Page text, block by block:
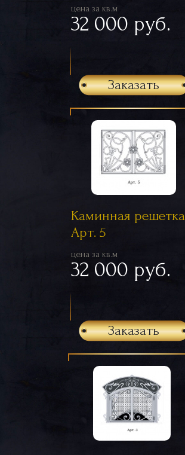
цена за кв.м
32 000 руб.
Заказать
Каминная решетка
Арт. 5
цена за кв.м
32 000 руб.
Заказать